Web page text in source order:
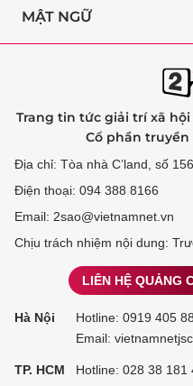
MẬT NGỮ
Trang tin tức giải trí xã
Cổ phần
Địa chỉ: Tòa nhà C’land, số
Điện thoại: 094 388 8166
Email: 2sao@vietnamnet.vn
Chịu trách nhiệm nội dung:
LIÊN HỆ QUẢNG
Hà Nội Hotline: 0919 405
Email:
TP. HCM Hotline: 028 38 181